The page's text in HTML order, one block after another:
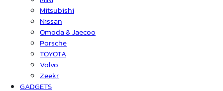
Mitsubishi
Nissan
Omoda & Jaecoo
Porsche
TOYOTA
Volvo
Zeekr
GADGETS